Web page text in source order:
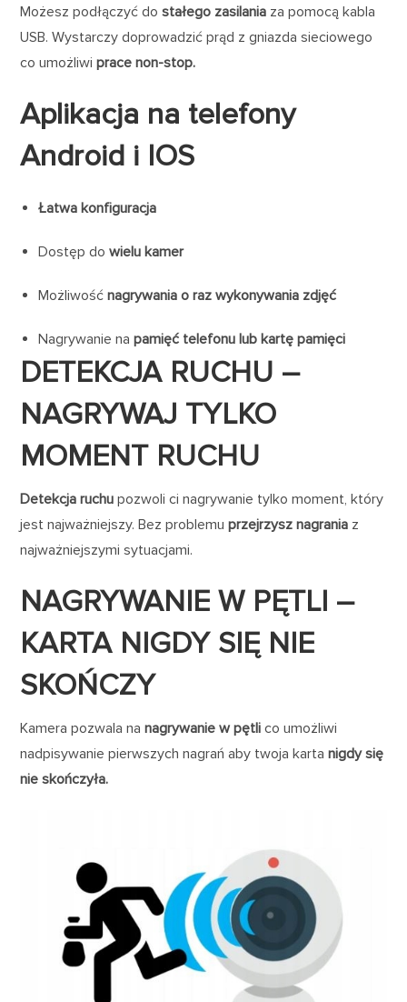
Możesz podłączyć dostałego zasilania za pomocą kabla
USB. Wystarczy doprowadzić prąd z gniazda sieciowego
co umożliwiprace non-stop.
Aplikacja na telefony
Android i IOS
Łatwa konfiguracja
Dostęp dowielu kamer
Możliwość nagrywania o raz wykonywania zdjęć
Nagrywanie napamięć telefonu lub kartę pamięci
DETEKCJA RUCHU –
NAGRYWAJ TYLKO
MOMENT RUCHU
Detekcja ruchu pozwoli ci nagrywanie tylko moment, który
jest najważniejszy. Bez problemuprzejrzysz nagrania z
najważniejszymi sytuacjami.
NAGRYWANIE W PĘTLI –
KARTA NIGDY SIĘ NIE
SKOŃCZY
Kamera pozwala nanagrywanie w pętli co umożliwi
nadpisywanie pierwszych nagrań aby twoja kartanigdy się
nie skończyła.